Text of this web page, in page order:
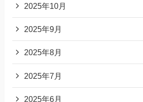
2025年10月
2025年9月
2025年8月
2025年7月
2025年6月